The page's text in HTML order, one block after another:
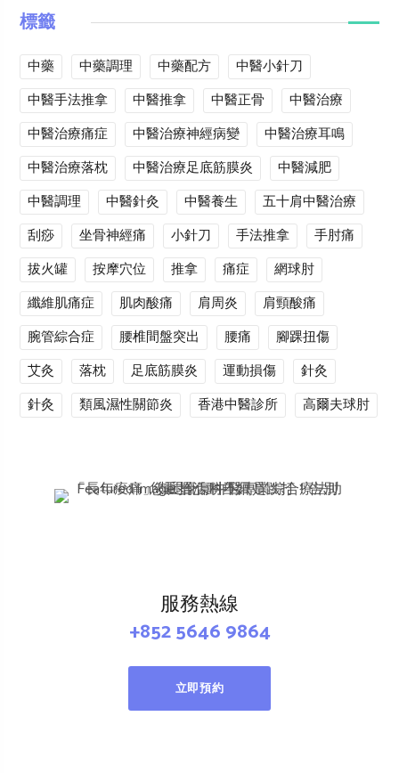
標籤
中藥 中藥調理 中藥配方
中醫小針刀
中醫手法推拿
中醫推拿 中醫正骨
中醫治療
中醫治療痛症
中醫治療神經病變
中醫治療耳鳴
中醫治療落枕
中醫治療足底筋膜炎
中醫減肥
中醫調理
中醫針灸 中醫養生
五十肩中醫治療
刮痧
坐骨神經痛 小針刀 手法推拿
手肘痛
拔火罐
按摩穴位 推拿 痛症
網球肘
纖維肌痛症
肌肉酸痛 肩周炎
肩頸酸痛
腕管綜合症
腰椎間盤突出 腰痛
腳踝扭傷
艾灸
落枕 足底筋膜炎 運動損傷
針灸
針灸
類風濕性關節炎 香港中醫診所 高爾夫球肘
服務熱線
+852 5646 9864
立即預約